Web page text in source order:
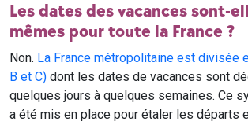
Les dates des vacances sont-
mêmes pour toute la France ?
Non. La France métropolitaine est divisée
B et C) dont les dates de vacances sont
quelques jours à quelques semaines. Ce
a été mis en place pour étaler les départs